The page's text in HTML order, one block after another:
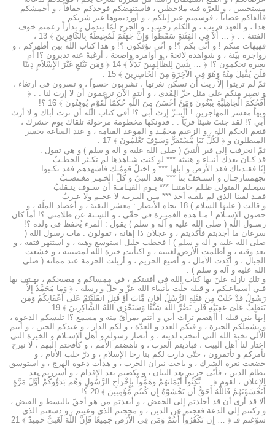
مستجيبين ، و للغرّة فيه ملاحظين ، فاستنهضكم فوجدكم خفافاً ، و أحمشكم
فألفاكم غضاباً ، فوسمتم غير إبلكم ، و أوردتموها غير شربكم .
هذا ، و العهد قريب ، و الكلم رحيب ، و الجرح لمّا يندمل ، بداراً زعمتم خوف
الفتنة . . ﴿ … أَلاَ فِي الْفِتْنَةِ سَقَطُواْ وَإِنَّ جَهَنَّمَ لَمُحِيطَةٌ بِالْكَافِرِينَ ﴾ 13 ،
فهيهات منكم ! و أنّى بكم ؟! و أنّى تؤفكون ؟! و هذا كتاب الله بين أظهركم ، و
زواجره بيّنة ، و شواهده لائحة ، و أوامره واضحة ، أرغبةً عنه تدبرون ؟! أم
بغيره تحكمون ؟! ﴿ … بِئْسَ لِلظَّالِمِينَ بَدَلًا ﴾ 14 ﴿ وَمَن يَبْتَغِ غَيْرَ الإِسْلاَمِ دِينًا
فَلَن يُقْبَلَ مِنْهُ وَهُوَ فِي الآخِرَةِ مِنَ الْخَاسِرِينَ ﴾ 15 .
ثمّ لم تريثوا إلاّ ريث أن تسكن نغرتها ، تشربون حسواً ، و تسرون في ارتغاء ،
و نصبر منكم على مثل حزّ المُدى ، و أنتم الآن تزعمون أن لا إرث لنا . . ﴿
أَفَحُكْمَ الْجَاهِلِيَّةِ يَبْغُونَ وَمَنْ أَحْسَنُ مِنَ اللّهِ حُكْمًا لِّقَوْمٍ يُوقِنُونَ ﴾ 16 ؟!
ويهاً معشر المهاجرين ! أَأُبتـزّ إرث أبي ؟! أفي كتاب الله أن ترث أباك و لا أرث
أبي ؟! لقد جئتَ شيئاً فريّاً . . فدونكها مخطومة مرحولة تلقاك يوم حشرك ،
فنعم الحكم الله ، و الزعيم محمّـد و الموعد القيامة ، و عند الساعة يخسر
المبطلون و ﴿ لِّكُلِّ نَبَإٍ مُّسْتَقَرٌّ وَسَوْفَ تَعْلَمُونَ ﴾ 17 .
ثمّ انحرفت إلى قبر النبيّ ( صلى الله عليه و آله و سلم ) و هي تقول :
قد كـان بعدك أنبـاء و هنبثة *** لو كنت شـاهدها لم تكـثر الخطـبُ
إنّا فقـدناك فقد الأرض و ابلها *** و اختلّ قومُـك فاشهدهم فقد نكـبوا
تجهمتنارجـال و استـخفّ بنا *** بعد النبيّ و كلّ الخـيـر مغـتصـبُ
سيعـلم المتولى ظـلم حامتنـا *** يـوم القيـامـة أن سـوف ينـقلبُ
فقـد لقينا الذي لم يلقـه أحد *** مـن البـريـة لا عجـم ولا عـربُ
و قالت ( عليها السلام ) 18 تجاه الأنصار : معشر البقية ، و أعضاد الملّة ، و
حصون الإسـلام ! مـا هذه الغميـزة في حقّي ، و السِـنة عن ظلامتي ؟! أما كان
رسـول الله ( صلى الله عليه و آله و سلم ) يقول : المرء يُحفظ في ولده ؟!
سرعان ما أجدبتم فأكديتم ، و عجلان ذا إهانة ، تقولون : مات رسول الله (
صلى الله عليه و آله و سلم ) ! فخطب جليل استوسع وهيه ، و استنهر فتقه ، و
بعد وقته ، و أظلمت الأرض لغيبته ، و اكتأبت خيرة الله لمصيبته ، و خشعت
الجبال ، و أكدت الآمال ، و أُضيع الحريم ، و أُزيلت الحرمة عند مماته ( صلى
الله عليه و آله و سلم ) .
و تلك نازلة علنَ بها كتاب الله في أفنيتكم ، في ممساكم و مصبحكم ، يهـتف بها
فـي أسماعـكم ، و قبله حلّت بأنبياء الله عزّ و جلّ و رسله : ﴿ وَمَا مُحَمَّدٌ إِلاَّ
رَسُولٌ قَدْ خَلَتْ مِن قَبْلِهِ الرُّسُلُ أَفَإِن مَّاتَ أَوْ قُتِلَ انقَلَبْتُمْ عَلَى أَعْقَابِكُمْ وَمَن
يَنقَلِبْ عَلَىَ عَقِبَيْهِ فَلَن يَضُرَّ اللّهَ شَيْئًا وَسَيَجْزِي اللّهُ الشَّاكِرِينَ ﴾ 19 .
إيهاً بني قيلة ! أَأُهضم تراث أبي و أنتم بمرأىً منه و مسمع ؟! تلبسكم الدعوة ،
و تشملكم الحيرة ، و فيكم العدد و العدّة ، و لكم الدار ، و عندكم الجنن ، و أنتم
الأُلى نخبة الله التي انتخب لدينه ، و أنصار رسوله و أهل الإسـلام و الخيرة التي
اختار لنا أهل البيت ، فباديتم العرب ، و ناهضتم الأُمم ، و كافحتم البهم ، لا نبرح
نأمركم و تأتمرون ، حتّى دارت لكم بنا رحا الإسلام ، و درّ حلب الأنام ، و
خضعت نعرة الشرك ، و باخت نيران الحرب ، و هدأت دعوة الهرج ، و استوسق
نظام الدين ، فأنّى حرتم بعد البيان ، و نكصتم بعد الإقدام ، و أسررتم بعد
الإعلان ، لقوم ﴿ … نَّكَثُواْ أَيْمَانَهُمْ وَهَمُّواْ بِإِخْرَاجِ الرَّسُولِ وَهُم بَدَؤُوكُمْ أَوَّلَ مَرَّةٍ
أَتَخْشَوْنَهُمْ فَاللّهُ أَحَقُّ أَن تَخْشَوْهُ إِن كُنتُم مُّؤُمِنِينَ ﴾ 20 ؟!
ألا قد أرى أن قد أخلدتم إلى الخفض ، و أبعدتم من هو أحقّ بالبسط و القبض ،
و ركنتم إلى الدعة فعجتم عن الدين ، و مججتم الذي وعيتم ، و دسعتم الذي
سوّغتم فـ ﴿ … إِن تَكْفُرُواْ أَنتُمْ وَمَن فِي الأَرْضِ جَمِيعًا فَإِنَّ اللّهَ لَغَنِيٌّ حَمِيدٌ ﴾ 21